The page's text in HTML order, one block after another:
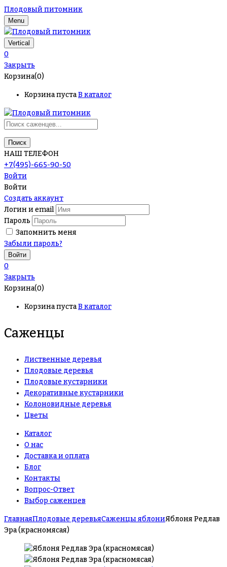
Плодовый питомник
Menu
Vertical
0
Закрыть
Корзина(0)
Корзина пустаВ каталог
Поиск
НАШ ТЕЛЕФОН
+7(495)-665-90-50
Войти
Войти
Создать аккаунт
Логин и email
Пароль
Запомнить меня
Забыли пароль?
0
Закрыть
Корзина(0)
Корзина пустаВ каталог
Саженцы
Лиственные деревья
Плодовые деревья
Плодовые кустарники
Декоративные кустарники
Колоновидные деревья
Цветы
Каталог
О нас
Доставка и оплата
Блог
Контакты
Вопрос-Ответ
Выбор саженцев
ГлавнаяПлодовые деревьяСаженцы яблониЯблоня Редлав
Эра (красномясая)